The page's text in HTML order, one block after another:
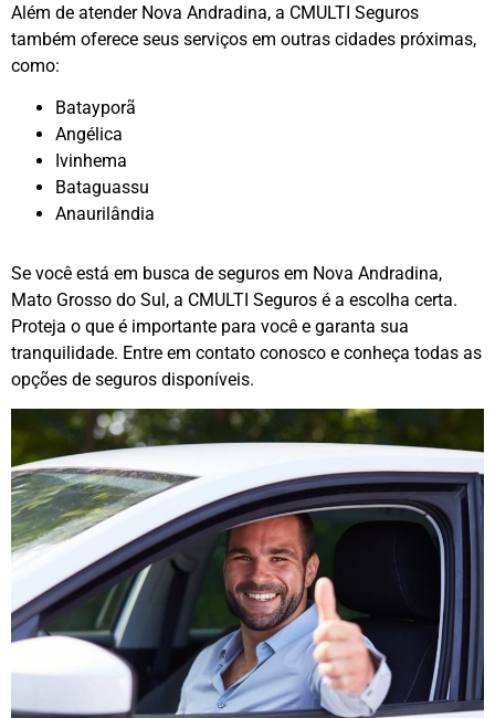
Além de atender Nova Andradina, a CMULTI Seguros
também oferece seus serviços em outras cidades próximas,
como:
Batayporã
Angélica
Ivinhema
Bataguassu
Anaurilândia
Se você está em busca de seguros em Nova Andradina,
Mato Grosso do Sul, a CMULTI Seguros é a escolha certa.
Proteja o que é importante para você e garanta sua
tranquilidade. Entre em contato conosco e conheça todas as
opções de seguros disponíveis.